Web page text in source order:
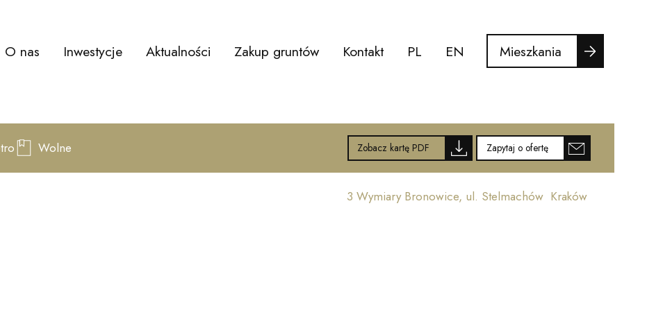
O nas Inwestycje Aktualności Zakup gruntów Kontakt PL EN Mieszkania
Wolne Zobacz kartę PDF Zapytaj o ofertę
3 Wymiary Bronowice, ul. Stelmachów Kraków